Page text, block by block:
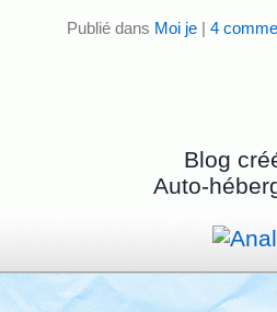
Publié dans Moi je| 4
Blog
Auto-